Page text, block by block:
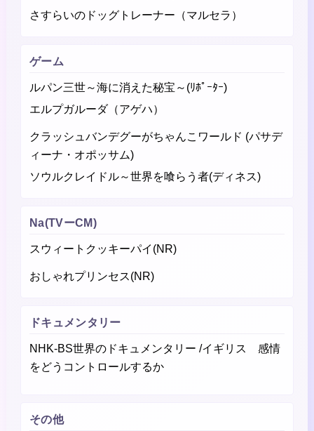
さすらいのドッグトレーナー（マルセラ）
ゲーム
ルパン三世～海に消えた秘宝～(ﾘﾎﾟｰﾀｰ)
エルプガルーダ（アゲハ）
クラッシュバンデグーがちゃんこワールド (パサデ
ィーナ・オポッサム)
ソウルクレイドル～世界を喰らう者(ディネス)
Na(TVーCM)
スウィートクッキーパイ(NR)
おしゃれプリンセス(NR)
ドキュメンタリー
NHK-BS世界のドキュメンタリー /イギリス 感情
をどうコントロールするか
その他